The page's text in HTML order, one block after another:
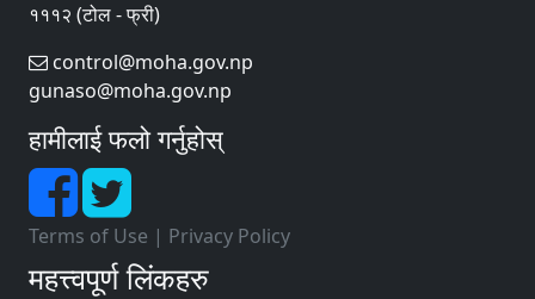
१११२ (टोल - फ्री)
control@moha.gov.np
gunaso@moha.gov.np
हामीलाई फलो गर्नुहोस्
Terms of Use | Privacy Policy
महत्त्वपूर्ण लिंकहरु